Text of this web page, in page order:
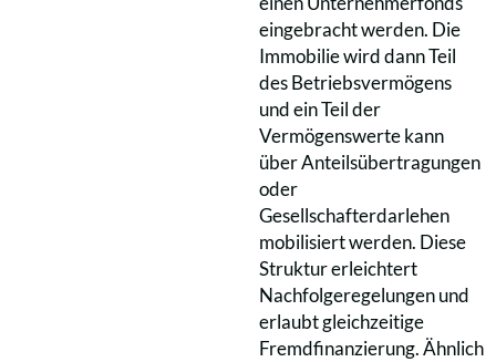
eingebracht werden. Die
Immobilie wird dann Teil
des Betriebsvermögens
und ein Teil der
Vermögenswerte kann
über Anteilsübertragungen
oder
Gesellschafterdarlehen
mobilisiert werden. Diese
Struktur erleichtert
Nachfolgeregelungen und
erlaubt gleichzeitige
Fremdfinanzierung. Ähnlich